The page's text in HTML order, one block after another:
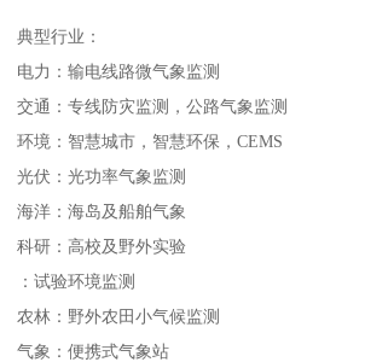
典型行业：
电力：输电线路微气象监测
交通：专线防灾监测，公路气象监测
环境：智慧城市，智慧环保，CEMS
光伏：光功率气象监测
海洋：海岛及船舶气象
科研：高校及野外实验
：试验环境监测
农林：野外农田小气候监测
气象：便携式气象站